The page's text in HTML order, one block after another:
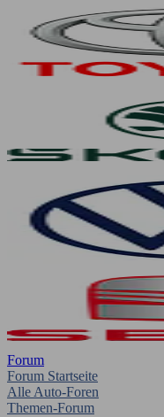
Forum
Forum Startseite
Alle Auto-Foren
Themen-Forum